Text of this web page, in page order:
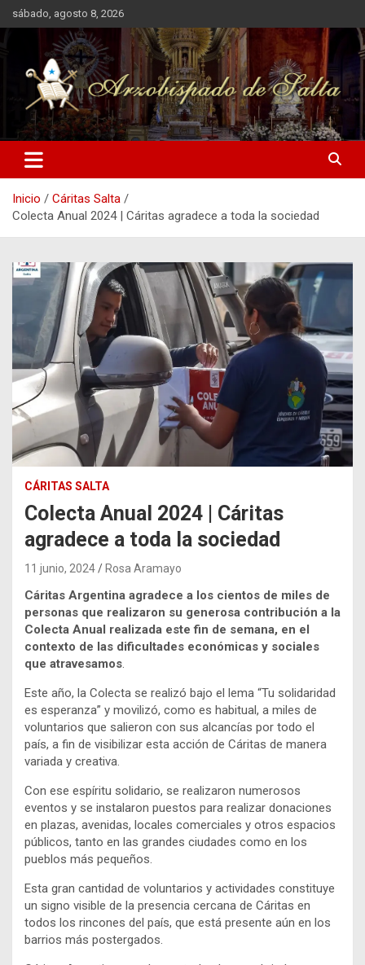
Saltar
al
contenido
sábado, agosto 8, 2026
Arzobispado de Salta
Arzobispado de Salta
Inicio
Cáritas Salta
Colecta Anual 2024 | Cáritas agradece a toda la sociedad
CÁRITAS SALTA
Colecta Anual 2024 | Cáritas
agradece a toda la sociedad
11 junio, 2024 Rosa Aramayo
Cáritas Argentina agradece a los cientos de miles de
personas que realizaron su generosa contribución a la
Colecta Anual realizada este fin de semana, en el
contexto de las dificultades económicas y sociales
que atravesamos.
Este año, la Colecta se realizó bajo el lema “Tu solidaridad
es esperanza” y movilizó, como es habitual, a miles de
voluntarios que salieron con sus alcancías por todo el
país, a fin de visibilizar esta acción de Cáritas de manera
variada y creativa.
Con ese espíritu solidario, se realizaron numerosos
eventos y se instalaron puestos para realizar donaciones
en plazas, avenidas, locales comerciales y otros espacios
públicos, tanto en las grandes ciudades como en los
pueblos más pequeños.
Esta gran cantidad de voluntarios y actividades constituye
un signo visible de la presencia cercana de Cáritas en
todos los rincones del país, que está presente aún en los
barrios más postergados.